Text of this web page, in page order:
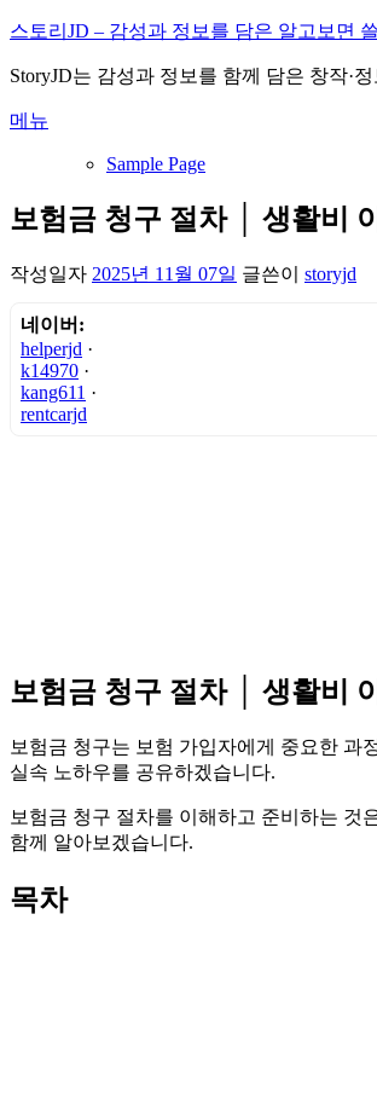
내
으
바
기
스토리JD – 감성과 정보를 담은 알고보면
StoryJD는 감성과 정보를 함께 담은 창작·
메뉴
Sample Page
보험금 청구 절차 │ 생활비
작성일자 2025년 11월 07일 글쓴이 storyjd
네이버:
helperjd ·
k14970 ·
kang611 ·
rentcarjd
보험금 청구 절차 │ 생활비
보험금 청구는 보험 가입자에게 중요한 과
실속 노하우를 공유하겠습니다.
보험금 청구 절차를 이해하고 준비하는 것
함께 알아보겠습니다.
목차